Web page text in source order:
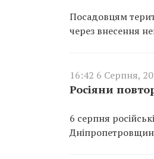
Посадовцям
через внесення
16:42 6 Серпня,
Росіяни
6 серпня